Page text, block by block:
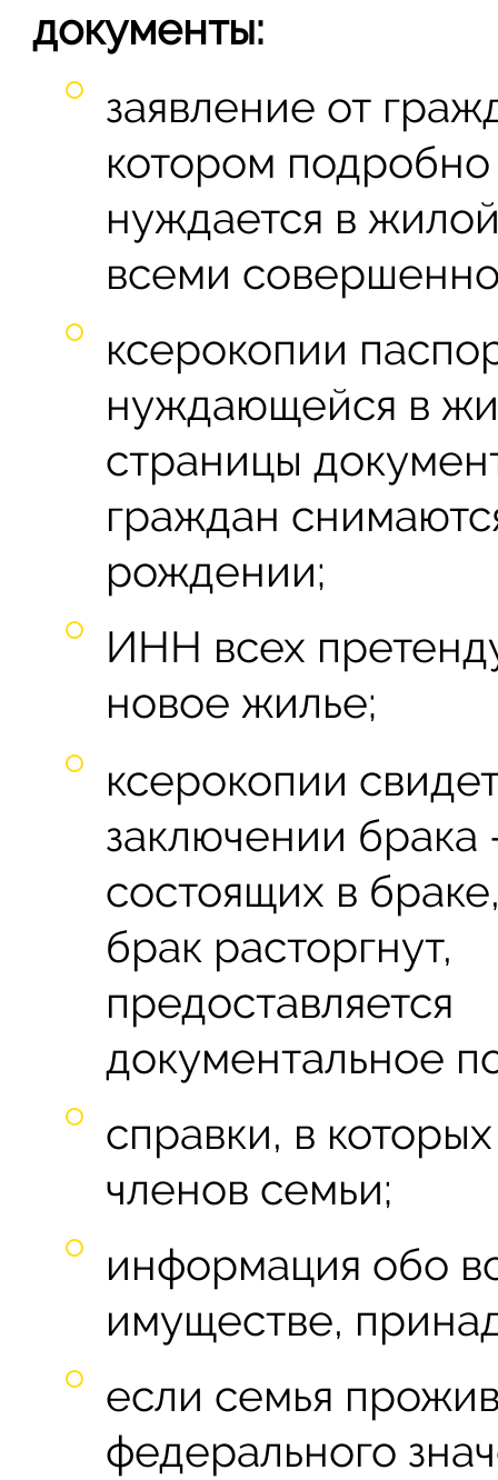
документы:
заявление от
котором
нуждается в
всеми
ксерокопии
нуждающейся в
страницы
граждан
рождении;
ИНН всех
новое жилье;
ксерокопии
заключении брака
состоящих в
брак расторгнут,
предоставляется
документальное
справки, в
членов семьи;
информация обо
имуществе,
если семья
федерального